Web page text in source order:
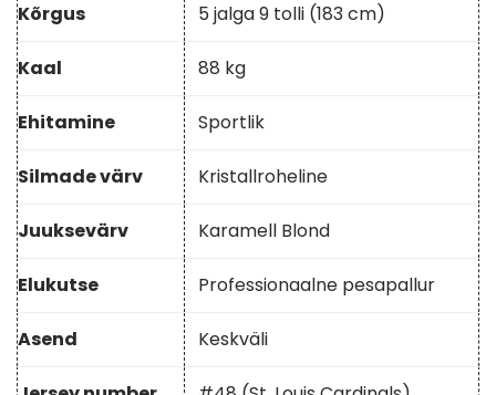
Kõrgus 5 jalga 9 tolli (183 cm)
Kaal 88 kg
Ehitamine Sportlik
Silmade värv Kristallroheline
Juuksevärv Karamell Blond
Elukutse Professionaalne pesapallur
Asend Keskväli